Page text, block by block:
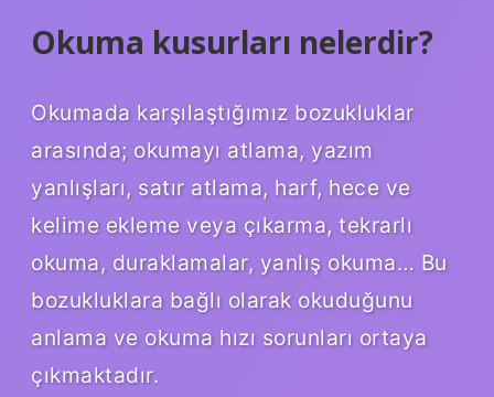
Okuma kusurları nelerdir?
Okumada karşılaştığımız bozukluklar
arasında; okumayı atlama, yazım
yanlışları, satır atlama, harf, hece ve
kelime ekleme veya çıkarma, tekrarlı
okuma, duraklamalar, yanlış okuma… Bu
bozukluklara bağlı olarak okuduğunu
anlama ve okuma hızı sorunları ortaya
çıkmaktadır.